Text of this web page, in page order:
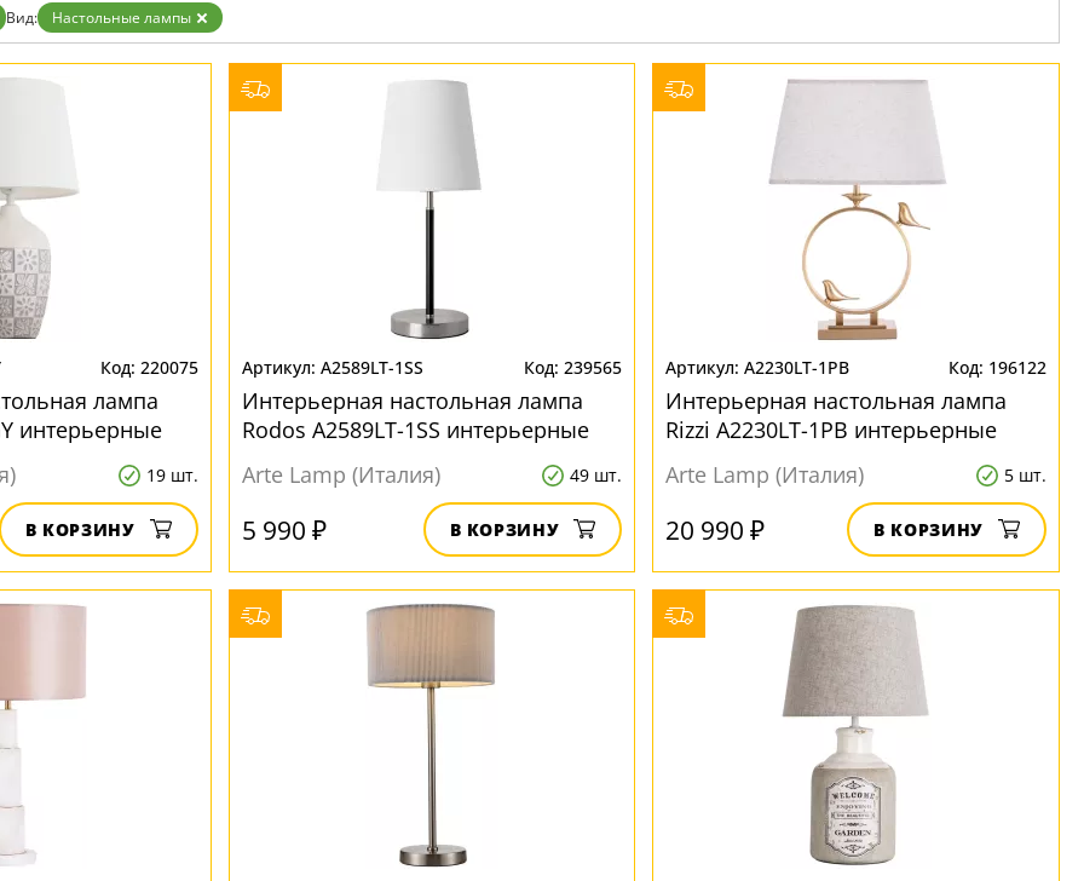
Бронза
Золото
Прозрачные
Вид: Настольные лампы
220075
лампа
интерьерные
19 шт.
В КОРЗИНУ
A2589LT-1SS 239565
Интерьерная настольная лампа
Rodos A2589LT-1SS интерьерные
Arte Lamp (Италия)
49 шт.
5 990 ₽ В КОРЗИНУ
A2230LT-1PB 196122
Интерьерная настольная лампа
Rizzi A2230LT-1PB интерьерные
Arte Lamp (Италия)
5 шт.
20 990 ₽ В КОРЗИНУ